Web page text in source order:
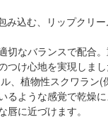
み込む、リップクリ
切なバランスで配合
つけ心地を実現しま
、植物性スクワラン(
るような感覚で乾燥
に近づけます。